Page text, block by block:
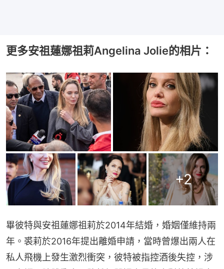
更多安祖蓮娜祖莉Angelina Jolie的相片：
+2
畢彼特與安祖蓮娜祖莉於2014年結婚，婚姻僅維持兩
年。裘莉於2016年提出離婚申請，當時曾爆出兩人在
私人飛機上發生激烈衝突，彼特被指控酒後失控，涉